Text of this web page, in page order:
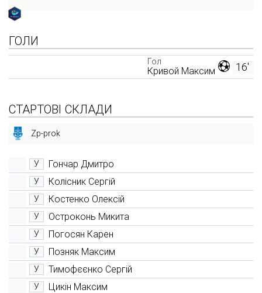
ГОЛИ
16'
Гол
Кривой Максим
СТАРТОВІ СКЛАДИ
Zp-prok
У Гончар Дмитро
У Колісник Сергій
У Костенко Олексій
У Остроконь Микита
У Погосян Карен
У Позняк Максим
У Тимофєєнко Сергій
У Цикін Максим